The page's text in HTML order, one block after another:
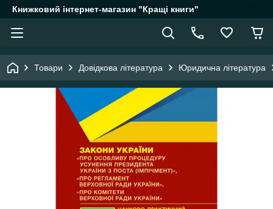
Книжковий інтернет-магазин "Кращі книги"
Товари Довідкова література Юридична література